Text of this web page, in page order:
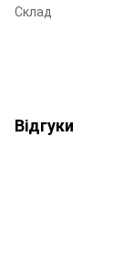
Склад
Відгуки